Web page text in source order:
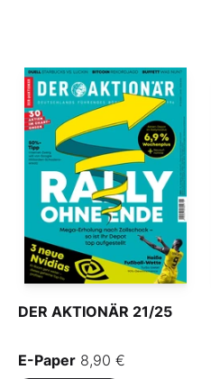
DER AKTIONÄR 21/25
E-Paper 8,90 €